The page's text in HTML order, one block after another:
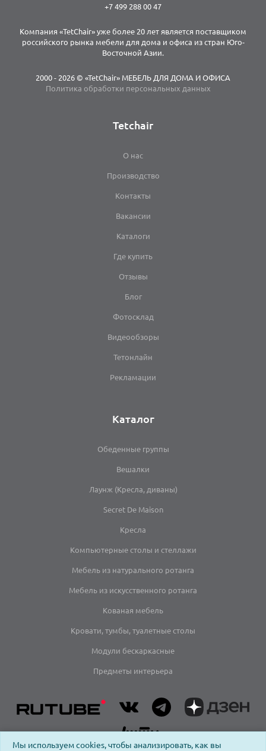
+7 499 288 00 47
Компания «TetChair» уже более 20 лет является поставщиком
российского рынка мебели для дома и офиса из стран Юго-
Восточной Азии.
2000 - 2026 © «TetChair» МЕБЕЛЬ ДЛЯ ДОМА И ОФИСА
Политика обработки персональных данных
Tetchair
О нас
Производство
Контакты
Вакансии
Каталоги
Где купить
Отзывы
Блог
Фотосклад
Видеообзоры
Тетонлайн
Рекламации
Каталог
Обеденные группы
Вешалки
Лаунж (Кресла, диваны)
Secret De Maison
Кресла
Компьютерные столы и стеллажи
Мебель из натурального ротанга
Мебель из искусственного ротанга
Кованая мебель
Кровати, тумбы, туалетные столы
Модули бескаркасные
Предметы интерьера
Мы используем cookies, чтобы анализировать, как вы